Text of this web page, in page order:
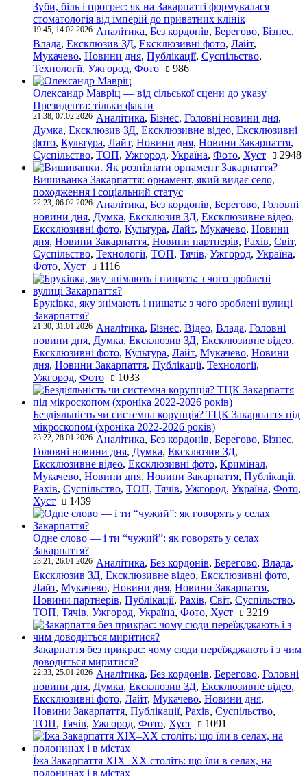
Зуби, біль і прогрес: як на Закарпатті формувалася
стоматологія від імперій до приватних клінік
19:45, 14.02.2026 Аналітика, Без кордонів, Берегово, Бізнес,
Влада, Ексклюзив ЗД, Ексклюзивні фото, Лайт,
Мукачево, Новини дня, Публікації, Суспільство,
Технології, Ужгород, Фото 986
Олександр Мавріц — від сільської сцени до указу
Президента: тільки факти
21:38, 07.02.2026 Аналітика, Бізнес, Головні новини дня,
Думка, Ексклюзив ЗД, Ексклюзивне відео, Ексклюзивні
фото, Культура, Лайт, Новини дня, Новини Закарпаття,
Суспільство, ТОП, Ужгород, Україна, Фото, Хуст 2948
Вишиванка Закарпаття: орнамент, який видає село,
походження і соціальний статус
22:23, 06.02.2026 Аналітика, Без кордонів, Берегово, Головні
новини дня, Думка, Ексклюзив ЗД, Ексклюзивне відео,
Ексклюзивні фото, Культура, Лайт, Мукачево, Новини
дня, Новини Закарпаття, Новини партнерів, Рахів, Світ,
Суспільство, Технології, ТОП, Тячів, Ужгород, Україна,
Фото, Хуст 1116
Бруківка, яку знімають і нищать: з чого зроблені вулиці
Закарпаття?
21:30, 31.01.2026 Аналітика, Бізнес, Відео, Влада, Головні
новини дня, Думка, Ексклюзив ЗД, Ексклюзивне відео,
Ексклюзивні фото, Культура, Лайт, Мукачево, Новини
дня, Новини Закарпаття, Публікації, Технології,
Ужгород, Фото 1033
Бездіяльність чи системна корупція? ТЦК Закарпаття під
мікроскопом (хроніка 2022-2026 років)
23:22, 28.01.2026 Аналітика, Без кордонів, Берегово, Бізнес,
Головні новини дня, Думка, Ексклюзив ЗД,
Ексклюзивне відео, Ексклюзивні фото, Кримінал,
Мукачево, Новини дня, Новини Закарпаття, Публікації,
Рахів, Суспільство, ТОП, Тячів, Ужгород, Україна, Фото,
Хуст
1439
Одне слово — і ти “чужий”: як говорять у селах
Закарпаття?
23:21, 26.01.2026 Аналітика, Без кордонів, Берегово, Влада,
Ексклюзив ЗД, Ексклюзивне відео, Ексклюзивні фото,
Лайт, Мукачево, Новини дня, Новини Закарпаття,
Новини партнерів, Публікації, Рахів, Світ, Суспільство,
ТОП, Тячів, Ужгород, Україна, Фото, Хуст 3219
Закарпаття без прикрас: чому сюди переїжджають і з чим
доводиться миритися?
22:33, 25.01.2026 Аналітика, Без кордонів, Берегово, Головні
новини дня, Думка, Ексклюзив ЗД, Ексклюзивне відео,
Ексклюзивні фото, Лайт, Мукачево, Новини дня,
Новини Закарпаття, Публікації, Рахів, Суспільство,
ТОП, Тячів, Ужгород, Фото, Хуст 1091
Їжа Закарпаття ХІХ–ХХ століть: що їли в селах, на
полонинах і в містах